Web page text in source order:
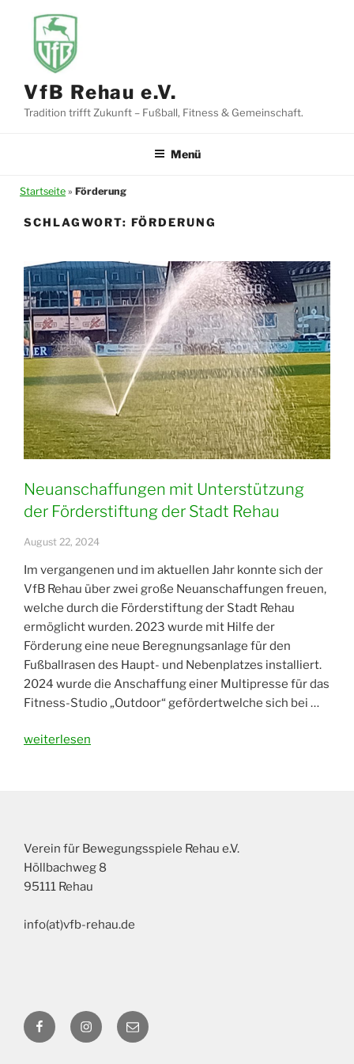
springen
VfB Rehau e.V.
Tradition trifft Zukunft – Fußball, Fitness & Gemeinschaft.
Menü
Startseite » Förderung
SCHLAGWORT: FÖRDERUNG
Neuanschaffungen mit Unterstützung
der Förderstiftung der Stadt Rehau
August 22, 2024
Im vergangenen und im aktuellen Jahr konnte sich der
VfB Rehau über zwei große Neuanschaffungen freuen,
welche durch die Förderstiftung der Stadt Rehau
ermöglicht wurden. 2023 wurde mit Hilfe der
Förderung eine neue Beregnungsanlage für den
Fußballrasen des Haupt- und Nebenplatzes installiert.
2024 wurde die Anschaffung einer Multipresse für das
Fitness-Studio „Outdoor“ gefördertwelche sich bei …
„Neuanschaffungen
Stadt
Rehau“
weiterlesen
Verein für Bewegungsspiele Rehau e.V.
Höllbachweg 8
95111 Rehau
info(at)vfb-rehau.de
FacebookInstagram
E-
Mail